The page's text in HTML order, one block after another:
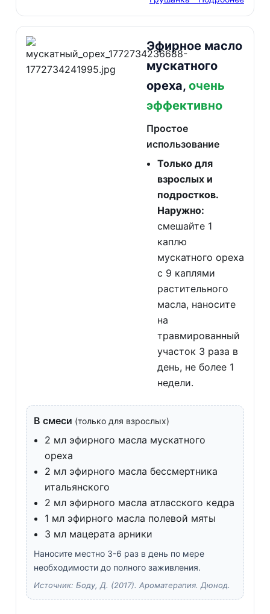
Эфирное масло
мускатного
ореха, очень
эффективно
Простое
использование
Только для
взрослых и
подростков.
Наружно:
смешайте 1
каплю
мускатного ореха
с 9 каплями
растительного
масла, наносите
на
травмированный
участок 3 раза в
день, не более 1
недели.
В смеси (только для взрослых)
2 мл эфирного масла мускатного
ореха
2 мл эфирного масла бессмертника
итальянского
2 мл эфирного масла атласского кедра
1 мл эфирного масла полевой мяты
3 мл мацерата арники
Наносите местно 3-6 раз в день по мере
необходимости до полного заживления.
Источник: Боду, Д. (2017). Ароматерапия. Дюнод.